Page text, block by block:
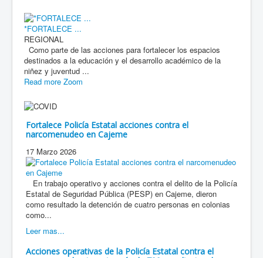
*FORTALECE ...
REGIONAL
Como parte de las acciones para fortalecer los espacios
destinados a la educación y el desarrollo académico de la
niñez y juventud ...
Read more Zoom
Fortalece Policía Estatal acciones contra el
narcomenudeo en Cajeme
17 Marzo 2026
En trabajo operativo y acciones contra el delito de la Policía
Estatal de Seguridad Pública (PESP) en Cajeme, dieron
como resultado la detención de cuatro personas en colonias
como...
Leer mas...
Acciones operativas de la Policía Estatal contra el